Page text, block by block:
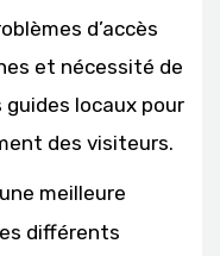
d’accès
et nécessité de
locaux pour
des visiteurs.
meilleure
différents